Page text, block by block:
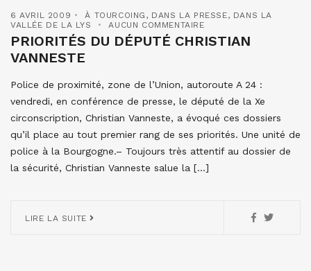
6 AVRIL 2009 À TOURCOING , DANS LA PRESSE, DANS LA
VALLÉE DE LA LYS
AUCUN COMMENTAIRE
PRIORITÉS DU DÉPUTÉ CHRISTIAN
VANNESTE
Police de proximité, zone de l’Union, autoroute A 24 :
vendredi, en conférence de presse, le député de la Xe
circonscription, Christian Vanneste, a évoqué ces dossiers
qu’il place au tout premier rang de ses priorités. Une unité de
police à la Bourgogne.– Toujours très attentif au dossier de
la sécurité, Christian Vanneste salue la […]
LIRE LA SUITE